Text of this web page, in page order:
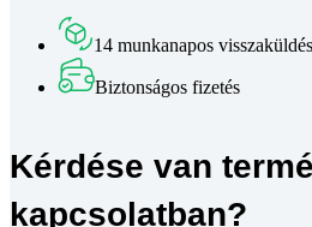
csapágy
mennyiség 14 munkanapos visszaküldés
Biztonságos fizetés
Kérdése van
kapcsolatban?